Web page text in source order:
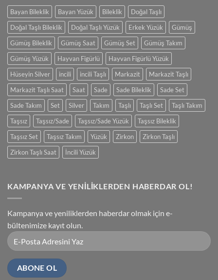
Bayan Bileklik Bayan Yüzük Bileklik
Doğal Taşlı
Doğal Taşlı Bileklik
Doğal Taşlı Yüzük Erkek Yüzük
Gümüş
Gümüş Bileklik
Gümüş Saat Gümüş Set
Gümüş Takım
Gümüş Yüzük
Hayvan Figürlü
Hayvan Figürlü Yüzük
Hüseyin Silver
incili incili Taşlı Markazit
Markazit Taşlı
Markazit Taşlı Saat
Saat Sade Sade Bileklik
Sade Set
Sade Takım
Set Silver Takım Taşlı Taşlı Set
Taşlı Takım
Taşsız
Taşsız/Sade Taşsız/Sade Yüzük
Taşsız Bileklik
Taşsız Set
Taşsız Takım Yüzük Zirkon
Zirkon Taşlı
Zirkon Taşlı Saat
İncili Yüzük
KAMPANYA VE YENİLİKLERDEN HABERDAR OL!
Kampanya ve yeniliklerden haberdar olmak için e-
bültenimize kayıt olun.